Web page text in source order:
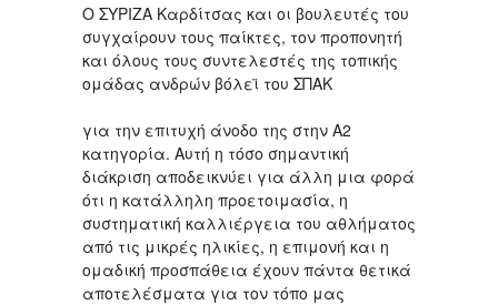
Ο ΣΥΡΙΖΑ Καρδίτσας και οι βουλευτές του
συγχαίρουν τους παίκτες, τον προπονητή
και όλους τους συντελεστές της τοπικής
ομάδας ανδρών βόλεϊ του ΣΠΑΚ
για την επιτυχή άνοδο της στην Α2
κατηγορία. Αυτή η τόσο σημαντική
διάκριση αποδεικνύει για άλλη μια φορά
ότι η κατάλληλη προετοιμασία, η
συστηματική καλλιέργεια του αθλήματος
από τις μικρές ηλικίες, η επιμονή και η
ομαδική προσπάθεια έχουν πάντα θετικά
αποτελέσματα για τον τόπο μας